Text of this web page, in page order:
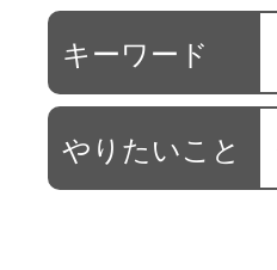
キーワード
やりたいこと